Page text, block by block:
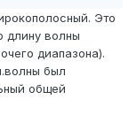
Это
длину волны
диапазона).
был
общей